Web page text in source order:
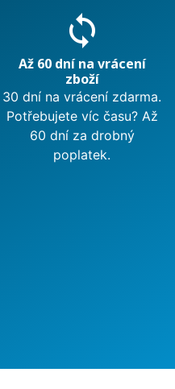
sync
Až 60 dní na vrácení
zboží
30 dní na vrácení zdarma.
Potřebujete víc času? Až
60 dní za drobný
poplatek.